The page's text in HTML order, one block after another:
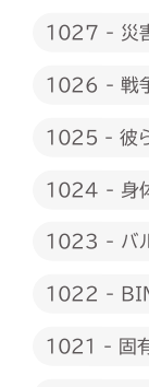
1027 - 災
1026 - 戦
1025 - 彼ら
1024 - 身体
1023 - バ
1022 - BIM
1021 - 固有